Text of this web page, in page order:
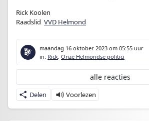
Rick Koolen
Raadslid VVD Helmond
maandag 16 oktober 2023 om 05:55 uur
in: Rick, Onze Helmondse politici
Delen
alle reacties